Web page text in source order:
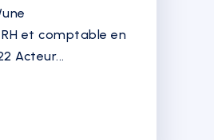
et comptable en
Acteur...